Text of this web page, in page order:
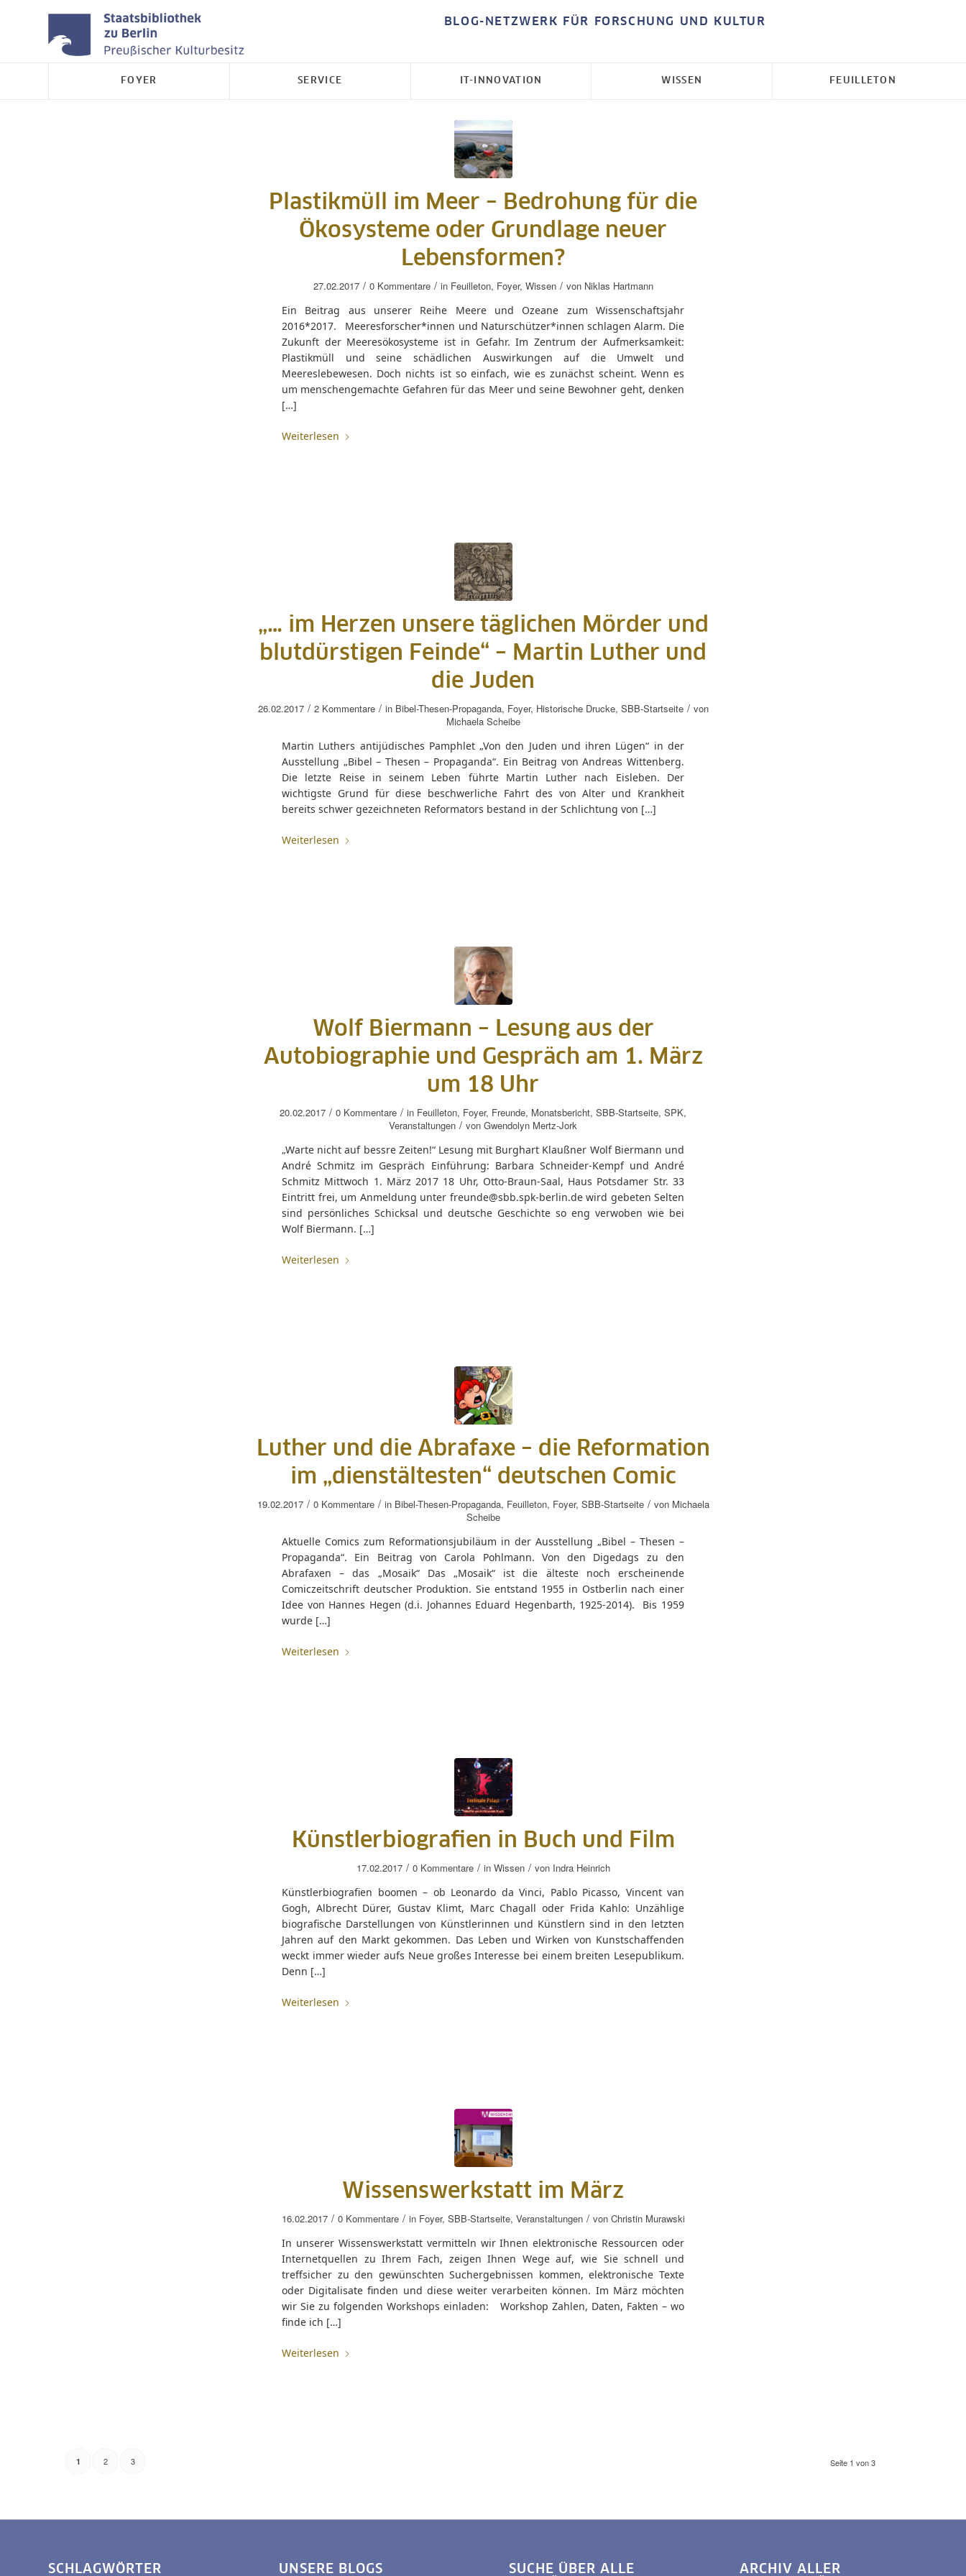
BLOG-NETZWERK FÜR FORSCHUNG UND KULTUR
FOYER SERVICE IT-INNOVATION WISSEN FEUILLETON
Plastikmüll im Meer – Bedrohung für die
Ökosysteme oder Grundlage neuer
Lebensformen?
27.02.2017 / 0 Kommentare / in Feuilleton, Foyer, Wissen / von Niklas Hartmann
Ein Beitrag aus unserer Reihe Meere und Ozeane zum Wissenschaftsjahr
2016*2017. Meeresforscher*innen und Naturschützer*innen schlagen Alarm. Die
Zukunft der Meeresökosysteme ist in Gefahr. Im Zentrum der Aufmerksamkeit:
Plastikmüll und seine schädlichen Auswirkungen auf die Umwelt und
Meereslebewesen. Doch nichts ist so einfach, wie es zunächst scheint. Wenn es
um menschengemachte Gefahren für das Meer und seine Bewohner geht, denken
[…]
Weiterlesen
„… im Herzen unsere täglichen Mörder und
blutdürstigen Feinde“ – Martin Luther und
die Juden
26.02.2017 / 2 Kommentare / in Bibel-Thesen-Propaganda, Foyer, Historische Drucke, SBB-Startseite / von
Michaela Scheibe
Martin Luthers antijüdisches Pamphlet „Von den Juden und ihren Lügen“ in der
Ausstellung „Bibel – Thesen – Propaganda“. Ein Beitrag von Andreas Wittenberg.
Die letzte Reise in seinem Leben führte Martin Luther nach Eisleben. Der
wichtigste Grund für diese beschwerliche Fahrt des von Alter und Krankheit
bereits schwer gezeichneten Reformators bestand in der Schlichtung von […]
Weiterlesen
Wolf Biermann – Lesung aus der
Autobiographie und Gespräch am 1. März
um 18 Uhr
20.02.2017 / 0 Kommentare / in Feuilleton, Foyer, Freunde, Monatsbericht, SBB-Startseite, SPK,
Veranstaltungen / von Gwendolyn Mertz-Jork
„Warte nicht auf bessre Zeiten!“ Lesung mit Burghart Klaußner Wolf Biermann und
André Schmitz im Gespräch Einführung: Barbara Schneider-Kempf und André
Schmitz Mittwoch 1. März 2017 18 Uhr, Otto-Braun-Saal, Haus Potsdamer Str. 33
Eintritt frei, um Anmeldung unter freunde@sbb.spk-berlin.de wird gebeten Selten
sind persönliches Schicksal und deutsche Geschichte so eng verwoben wie bei
Wolf Biermann. […]
Weiterlesen
Luther und die Abrafaxe – die Reformation
im „dienstältesten“ deutschen Comic
19.02.2017 / 0 Kommentare / in Bibel-Thesen-Propaganda, Feuilleton, Foyer, SBB-Startseite / von Michaela
Scheibe
Aktuelle Comics zum Reformationsjubiläum in der Ausstellung „Bibel – Thesen –
Propaganda“. Ein Beitrag von Carola Pohlmann. Von den Digedags zu den
Abrafaxen – das „Mosaik“ Das „Mosaik“ ist die älteste noch erscheinende
Comiczeitschrift deutscher Produktion. Sie entstand 1955 in Ostberlin nach einer
Idee von Hannes Hegen (d.i. Johannes Eduard Hegenbarth, 1925-2014). Bis 1959
wurde […]
Weiterlesen
Künstlerbiografien in Buch und Film
17.02.2017 / 0 Kommentare / in Wissen / von Indra Heinrich
Künstlerbiografien boomen – ob Leonardo da Vinci, Pablo Picasso, Vincent van
Gogh, Albrecht Dürer, Gustav Klimt, Marc Chagall oder Frida Kahlo: Unzählige
biografische Darstellungen von Künstlerinnen und Künstlern sind in den letzten
Jahren auf den Markt gekommen. Das Leben und Wirken von Kunstschaffenden
weckt immer wieder aufs Neue großes Interesse bei einem breiten Lesepublikum.
Denn […]
Weiterlesen
Wissenswerkstatt im März
16.02.2017 / 0 Kommentare / in Foyer, SBB-Startseite, Veranstaltungen / von Christin Murawski
In unserer Wissenswerkstatt vermitteln wir Ihnen elektronische Ressourcen oder
Internetquellen zu Ihrem Fach, zeigen Ihnen Wege auf, wie Sie schnell und
treffsicher zu den gewünschten Suchergebnissen kommen, elektronische Texte
oder Digitalisate finden und diese weiter verarbeiten können. Im März möchten
wir Sie zu folgenden Workshops einladen: Workshop Zahlen, Daten, Fakten – wo
finde ich […]
Weiterlesen
Seite 1 von 3
1 2 3
SCHLAGWÖRTER UNSERE BLOGS SUCHE ÜBER ALLE ARCHIV ALLER